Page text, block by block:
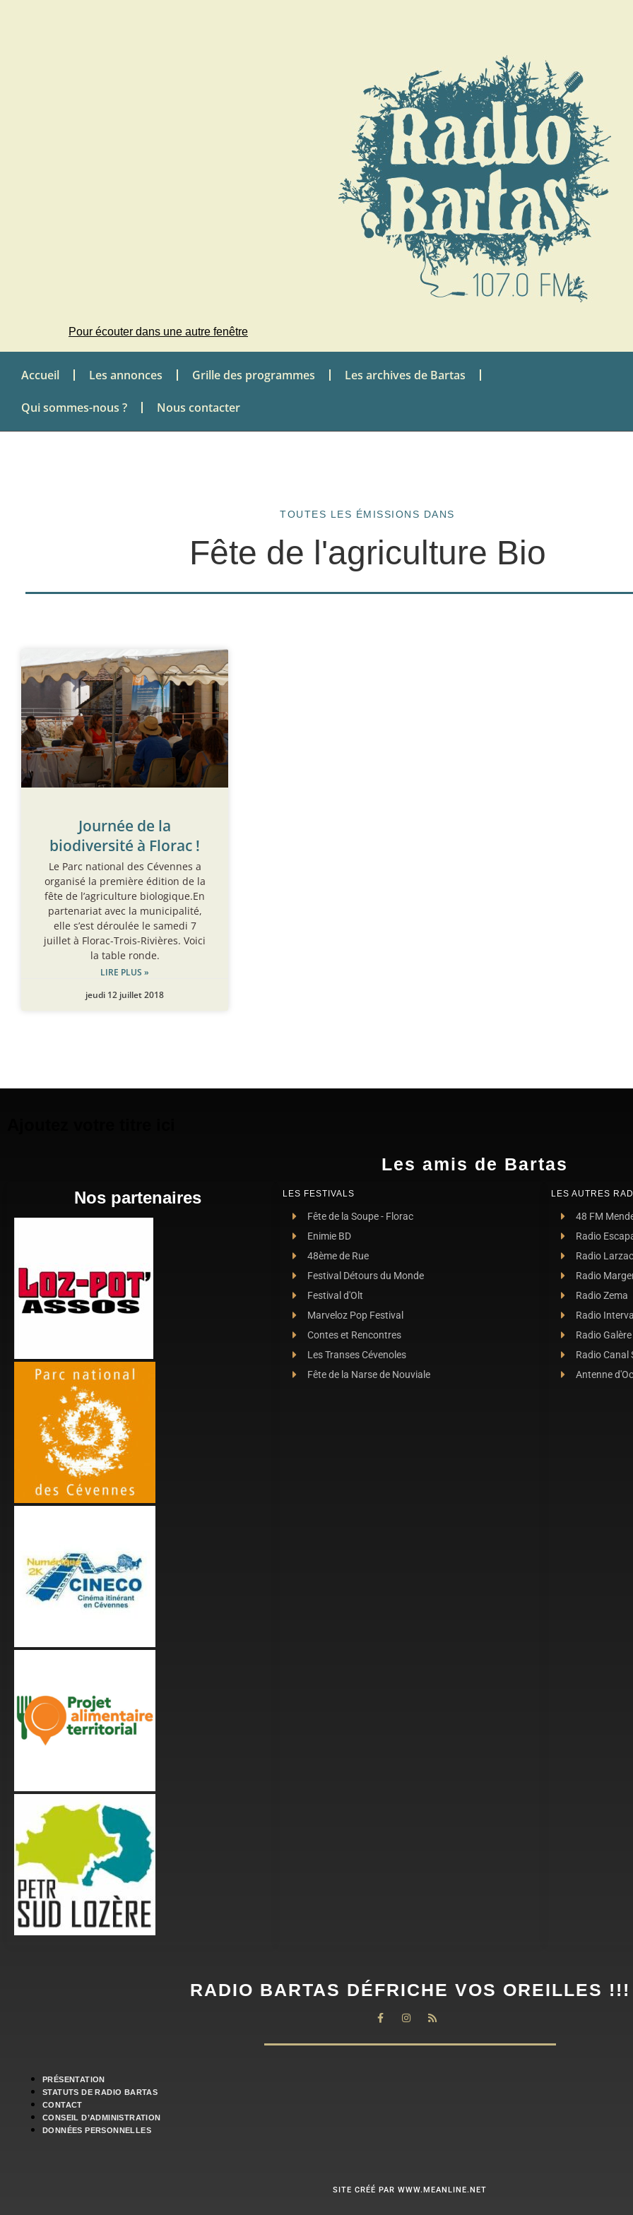
Pour écouter dans une autre fenêtre
Accueil Les annonces Grille des programmes Les archives de Bartas
Qui sommes-nous ? Nous contacter
TOUTES LES ÉMISSIONS DANS
Fête de l'agriculture Bio
Journée de la
biodiversité à Florac !
Le Parc national des Cévennes a
organisé la première édition de la
fête de l’agriculture biologique.En
partenariat avec la municipalité,
elle s’est déroulée le samedi 7
juillet à Florac-Trois-Rivières. Voici
la table ronde.
LIRE PLUS »
jeudi 12 juillet 2018
Les amis de Bartas
Nos partenaires LES FESTIVALS
Fête de la Soupe - Florac
Enimie BD
48ème de Rue
Festival Détours du Monde
Festival d'Olt
Marveloz Pop Festival
Contes et Rencontres
Les Transes Cévenoles
Fête de la Narse de Nouviale
LES AUTRES
48 FM
Radio
Radio Larzac
Radio
Radio Zema
Radio
Radio Galère
Radio Canal
Antenne d'Oc
RADIO BARTAS DÉFRICHE VOS OREILLES !!!
PRÉSENTATION
STATUTS DE RADIO BARTAS
CONTACT
CONSEIL D’ADMINISTRATION
DONNÉES PERSONNELLES
SITE CRÉÉ PAR WWW.MEANLINE.NET